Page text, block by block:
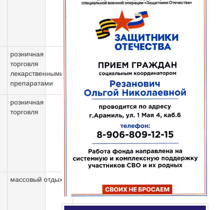
розничная
торговля
лекарственными
препаратами
розничная
торговля
массовый отдых